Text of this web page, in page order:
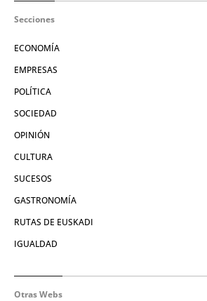
Secciones
ECONOMÍA
EMPRESAS
POLÍTICA
SOCIEDAD
OPINIÓN
CULTURA
SUCESOS
GASTRONOMÍA
RUTAS DE EUSKADI
IGUALDAD
Otras Webs